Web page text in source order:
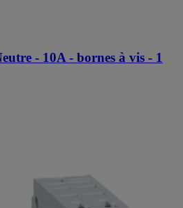
- 10A - bornes à vis - 1